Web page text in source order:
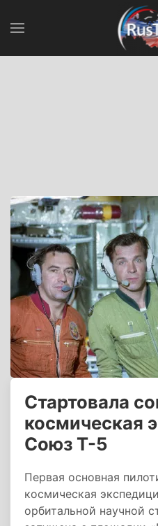
Стартовала
космическая
Союз Т-5
Первая основная
космическая
орбитальной научной